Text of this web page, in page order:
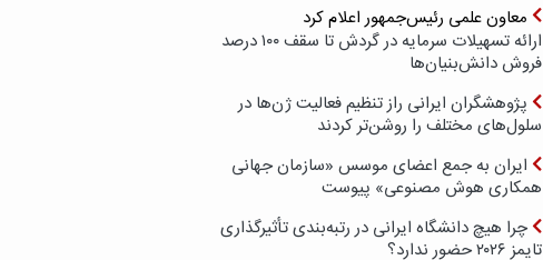
معاون علمی رئیس‌جمهور اعلام کرد
ارائه تسهیلات سرمایه در گردش تا سقف ۱۰۰ درصد
فروش دانش‌بنیان‌ها
پژوهشگران ایرانی راز تنظیم فعالیت ژن‌ها در
سلول‌های مختلف را روشن‌تر کردند
ایران به جمع اعضای موسس «سازمان جهانی
همکاری هوش مصنوعی» پیوست
چرا هیچ دانشگاه ایرانی در رتبه‌بندی تأثیرگذاری
تایمز ۲۰۲۶ حضور ندارد؟